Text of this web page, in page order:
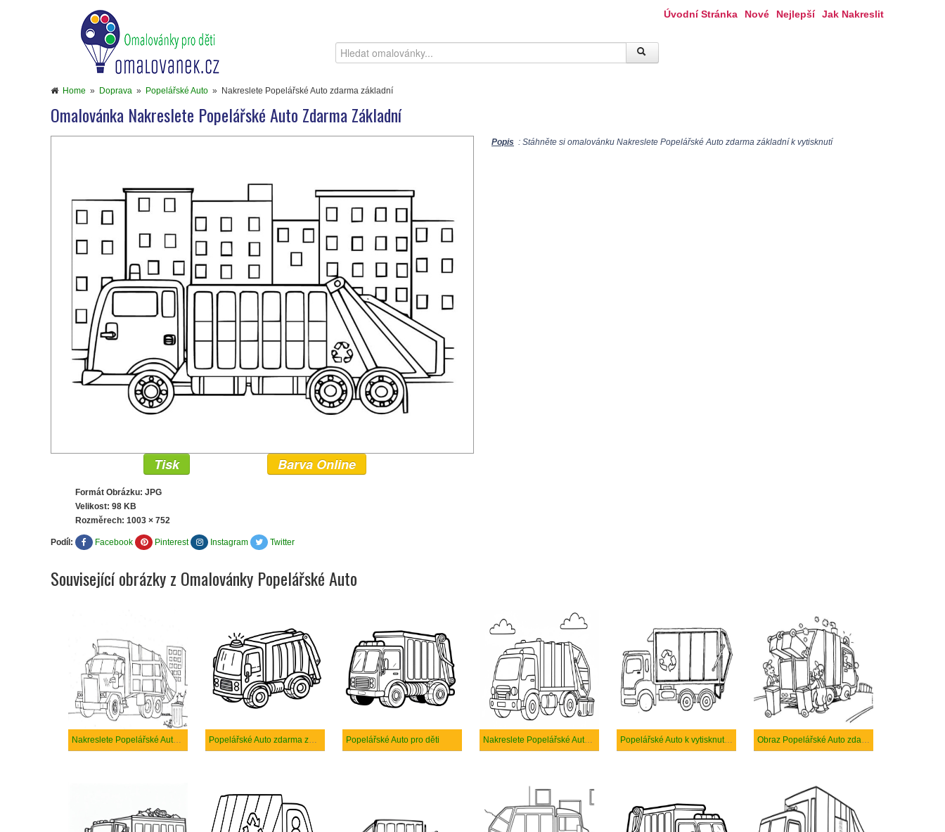
Úvodní Stránka Nové Nejlepší Jak Nakreslit
Home » Doprava » Popelářské Auto » Nakreslete Popelářské Auto zdarma základní
Omalovánka Nakreslete Popelářské Auto Zdarma Základní
Popis : Stáhněte si omalovánku Nakreslete Popelářské Auto zdarma základní k vytisknutí
Tisk Barva Online
Formát Obrázku: JPG
Velikost: 98 KB
Rozměrech: 1003 × 752
Podíl: Facebook Pinterest Instagram Twitter
Související obrázky z Omalovánky Popelářské Auto
Nakreslete Popelářské Auto zdarma Popelářské Auto zdarma základní tisknutelné Popelářské Auto pro děti Nakreslete Popelářské Auto k vytisknutí zdarma Popelářské Auto k vytisknutí zdarma Obraz Popelářské Auto zdarma tisknutelné